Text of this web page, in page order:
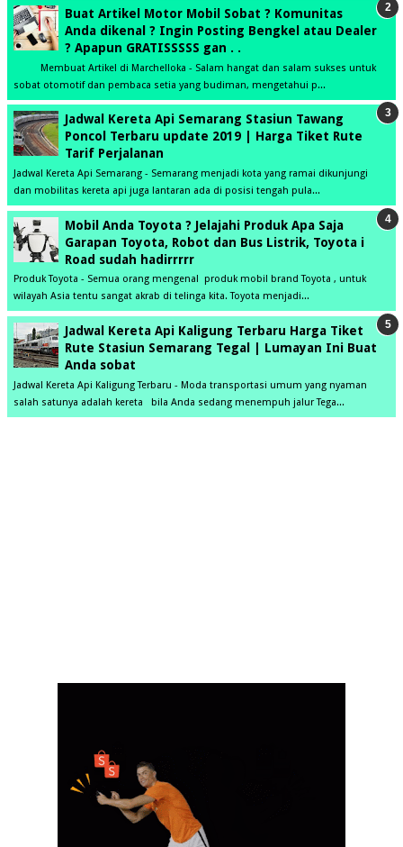
Buat Artikel Motor Mobil Sobat ? Komunitas
Anda dikenal ? Ingin Posting Bengkel atau Dealer
? Apapun GRATISSSSS gan . .
Membuat Artikel di Marchelloka - Salam hangat dan salam sukses untuk
sobat otomotif dan pembaca setia yang budiman, mengetahui p...
Jadwal Kereta Api Semarang Stasiun Tawang
Poncol Terbaru update 2019 | Harga Tiket Rute
Tarif Perjalanan
Jadwal Kereta Api Semarang - Semarang menjadi kota yang ramai dikunjungi
dan mobilitas kereta api juga lantaran ada di posisi tengah pula...
Mobil Anda Toyota ? Jelajahi Produk Apa Saja
Garapan Toyota, Robot dan Bus Listrik, Toyota i
Road sudah hadirrrrr
Produk Toyota - Semua orang mengenal produk mobil brand Toyota , untuk
wilayah Asia tentu sangat akrab di telinga kita. Toyota menjadi...
Jadwal Kereta Api Kaligung Terbaru Harga Tiket
Rute Stasiun Semarang Tegal | Lumayan Ini Buat
Anda sobat
Jadwal Kereta Api Kaligung Terbaru - Moda transportasi umum yang nyaman
salah satunya adalah kereta bila Anda sedang menempuh jalur Tega...